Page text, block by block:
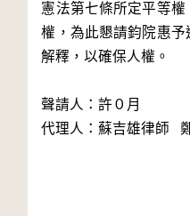
憲法第七條所定平等
權，為此懇請鈞院惠
解釋，以確保人權。
聲請人：許０月
代理人：蘇吉雄律師